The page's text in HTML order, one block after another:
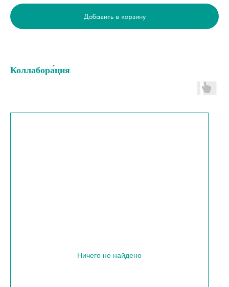
Добавить в корзину
Коллабора́ция
Ничего не найдено